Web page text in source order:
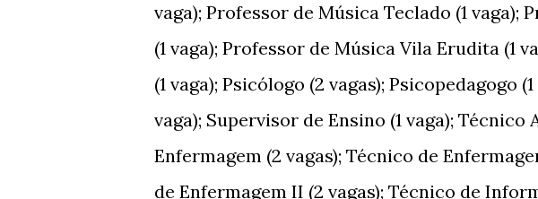
vaga); Professor de Música Teclado (1
(1 vaga); Professor de Música Vila Erudita (1
(1 vaga); Psicólogo (2 vagas); Psicopedagogo
vaga); Supervisor de Ensino (1 vaga); Técnico
Enfermagem (2 vagas); Técnico de
de Enfermagem II (2 vagas); Técnico de